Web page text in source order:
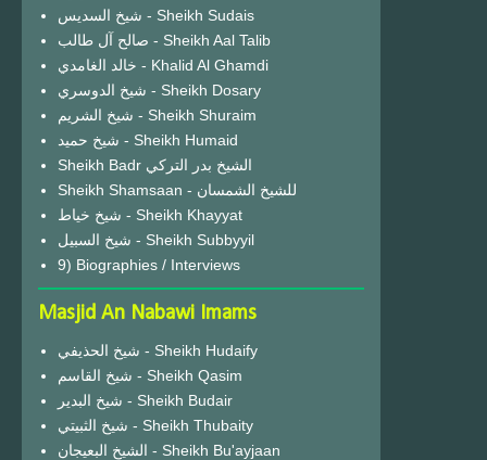
شيخ السديس - Sheikh Sudais
صالح آل طالب - Sheikh Aal Talib
خالد الغامدي - Khalid Al Ghamdi
شيخ الدوسري - Sheikh Dosary
شيخ الشريم - Sheikh Shuraim
شيخ حميد - Sheikh Humaid
Sheikh Badr الشيخ بدر التركي
Sheikh Shamsaan - للشيخ الشمسان
شيخ خياط - Sheikh Khayyat
شيخ السبيل - Sheikh Subbyyil
9) Biographies / Interviews
Masjid An Nabawi Imams
شيخ الحذيفي - Sheikh Hudaify
شيخ القاسم - Sheikh Qasim
شيخ البدير - Sheikh Budair
شيخ الثبيتي - Sheikh Thubaity
الشيخ البعيجان - Sheikh Bu'ayjaan